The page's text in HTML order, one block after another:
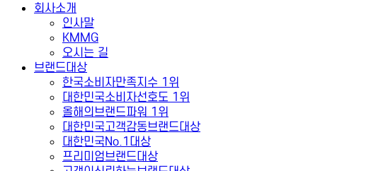
회사소개
인사말
KMMG
오시는 길
브랜드대상
한국소비자만족지수 1위
대한민국소비자선호도 1위
올해의브랜드파워 1위
대한민국고객감동브랜드대상
대한민국No.1대상
프리미엄브랜드대상